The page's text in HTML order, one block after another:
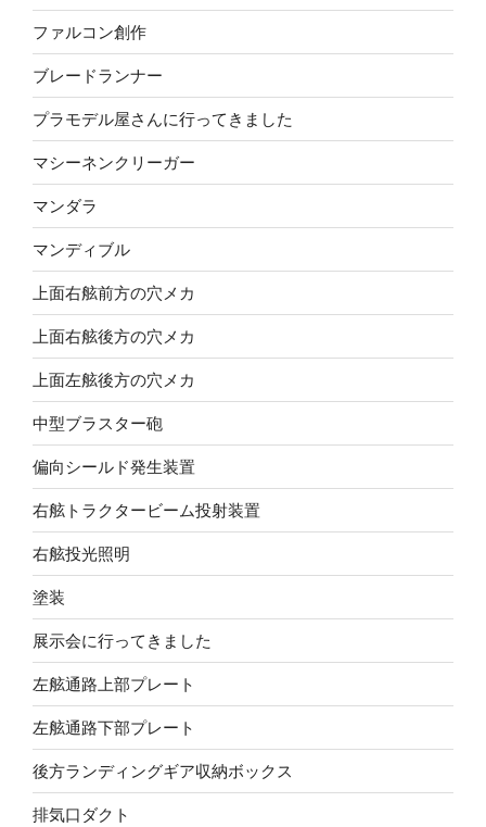
ファルコン創作
ブレードランナー
プラモデル屋さんに行ってきました
マシーネンクリーガー
マンダラ
マンディブル
上面右舷前方の穴メカ
上面右舷後方の穴メカ
上面左舷後方の穴メカ
中型ブラスター砲
偏向シールド発生装置
右舷トラクタービーム投射装置
右舷投光照明
塗装
展示会に行ってきました
左舷通路上部プレート
左舷通路下部プレート
後方ランディングギア収納ボックス
排気口ダクト